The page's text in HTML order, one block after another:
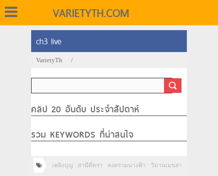
VARIETYTH.COM
ch3 live
VarietyTh /
คลิป 20 อันดับ ประจำสัปดาห์
รวม KEYWORDS ที่น่าสนใจ
เพลิงบุญ สามีตีตรา สงครามนางฟ้า วิมานเมขลา